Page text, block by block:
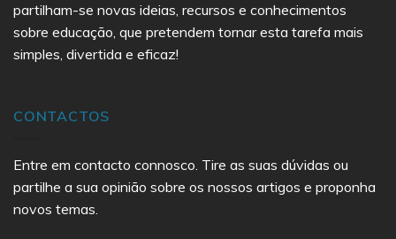
partilham-se novas ideias, recursos e conhecimentos
sobre educação, que pretendem tornar esta tarefa mais
simples, divertida e eficaz!
CONTACTOS
Entre em contacto connosco. Tire as suas dúvidas ou
partilhe a sua opinião sobre os nossos artigos e proponha
novos temas.